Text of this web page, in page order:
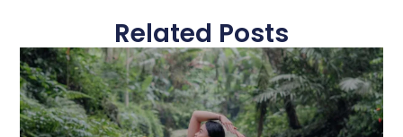
Related Posts